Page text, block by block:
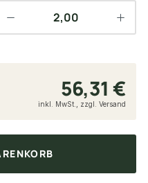
56,31 €
inkl. MwSt., zzgl. Versand